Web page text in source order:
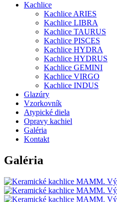
Kachlice
Kachlice ARIES
Kachlice LIBRA
Kachlice TAURUS
Kachlice PISCES
Kachlice HYDRA
Kachlice HYDRUS
Kachlice GEMINI
Kachlice VIRGO
Kachlice INDUS
Glazúry
Vzorkovník
Atypické diela
Opravy kachiel
Galéria
Kontakt
Galéria